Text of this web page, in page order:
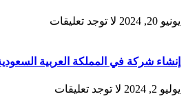
يونيو 20, 2024 لا توجد تعليقات
إنشاء شركة في المملكة العربية
يوليو 2, 2024 لا توجد تعليقات